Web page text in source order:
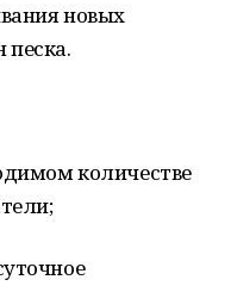
новых
количестве